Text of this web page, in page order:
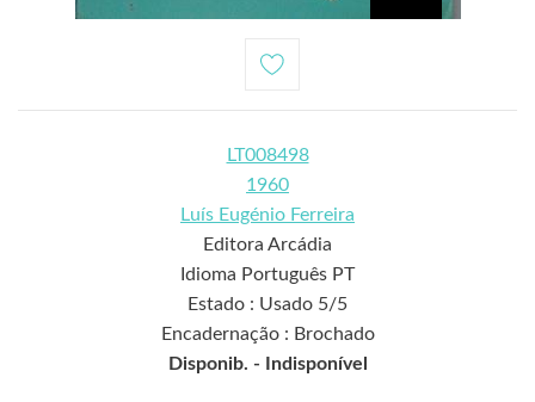
LT008498
1960
Luís Eugénio Ferreira
Editora Arcádia
Idioma Português PT
Estado : Usado 5/5
Encadernação : Brochado
Disponib. -
Indisponível